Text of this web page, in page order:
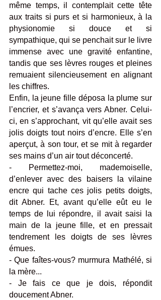
même temps, il contemplait cette tête
aux traits si purs et si harmonieux, à la
physionomie si douce et si
sympathique, qui se penchait sur le livre
immense avec une gravité enfantine,
tandis que ses lèvres rouges et pleines
remuaient silencieusement en alignant
les chiffres.
Enfin, la jeune fille déposa la plume sur
l’encrier, et s’avança vers Abner. Celui-
ci, en s’approchant, vit qu’elle avait ses
jolis doigts tout noirs d’encre. Elle s’en
aperçut, à son tour, et se mit à regarder
ses mains d’un air tout déconcerté.
- Permettez-moi, mademoiselle,
d’enlever avec des baisers la vilaine
encre qui tache ces jolis petits doigts,
dit Abner. Et, avant qu’elle eût eu le
temps de lui répondre, il avait saisi la
main de la jeune fille, et en pressait
tendrement les doigts de ses lèvres
émues.
- Que faîtes-vous? murmura Mathélé, si
la mère...
- Je fais ce que je dois, répondit
doucement Abner.